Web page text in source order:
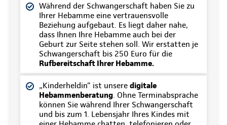
Während der Schwangerschaft haben Sie zu
Ihrer Hebamme eine vertrauensvolle
Beziehung aufgebaut. Es liegt daher nahe,
dass Ihnen Ihre Hebamme auch bei der
Geburt zur Seite stehen soll. Wir erstatten je
Schwangerschaft bis 250 Euro für die
Rufbereitschaft Ihrer Hebamme.
„Kinderheldin“ ist unsere digitale
Hebammenberatung . Ohne Terminabsprache
können Sie während Ihrer Schwangerschaft
und bis zum 1. Lebensjahr Ihres Kindes mit